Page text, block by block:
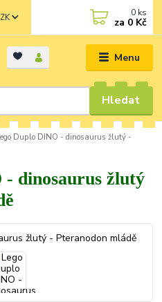
Menu
Hledat
0 ks
za 0 Kč
Duplo DINO - dinosaurus žlutý -
dinosaurus žlutý